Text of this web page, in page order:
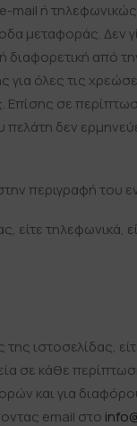
mail ή
μεταφοράς. Δεν
διαφορετική από
όλες τις
Επίσης σε
δεν
περιγραφή του
είτε τηλεφωνικά,
ιστοσελίδας,
σε κάθε
και για
email στο